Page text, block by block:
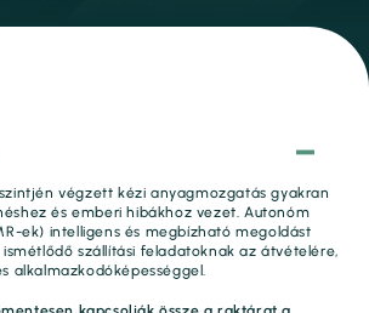
végzett kézi anyagmozgatás gyakran
és emberi hibákhoz vezet. Autonóm
ek) intelligens és megbízható megoldást
szállítási feladatoknak az átvételére,
alkalmazkodóképességgel.